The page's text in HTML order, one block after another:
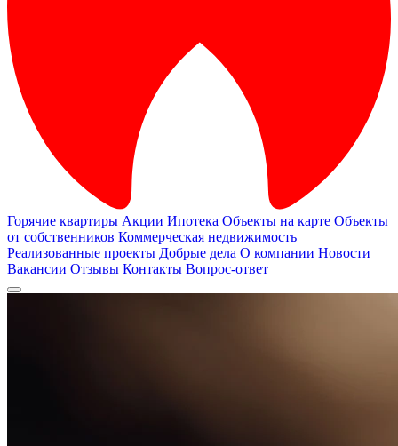
Горячие квартиры Акции Ипотека Объекты на карте Объекты
от собственников Коммерческая недвижимость
Реализованные проекты Добрые дела О компании Новости
Вакансии Отзывы Контакты Вопрос-ответ